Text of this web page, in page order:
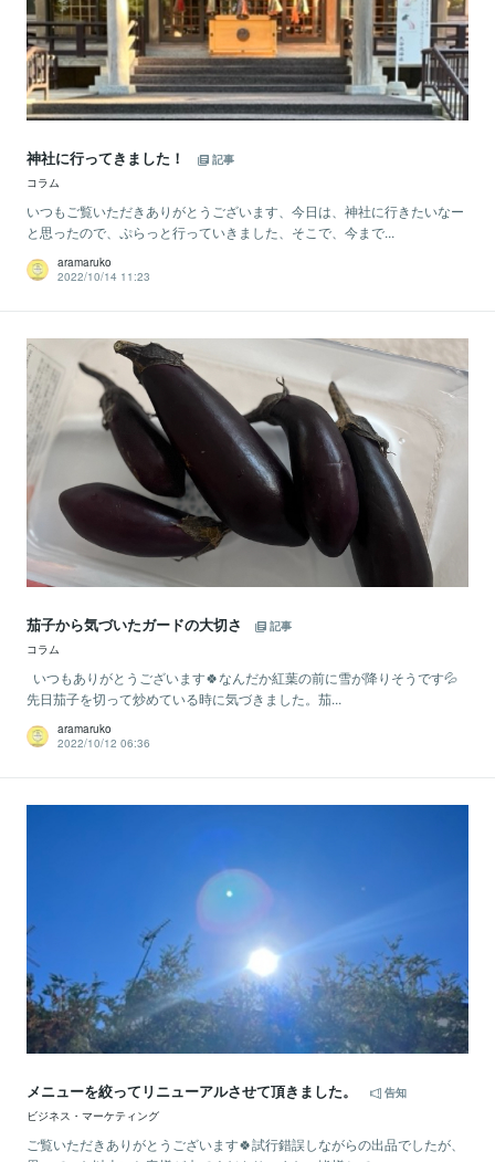
神社に行ってきました！
記事
コラム
いつもご覧いただきありがとうございます、今日は、神社に行きたいなー
と思ったので、ぷらっと行っていきました、そこで、今まで...
aramaruko
2022/10/14 11:23
茄子から気づいたガードの大切さ
記事
コラム
​いつもありがとうございます🍀なんだか紅葉の前に雪が降りそうです💦
先日茄子を切って炒めている時に気づきました。茄...
aramaruko
2022/10/12 06:36
メニューを絞ってリニューアルさせて頂きました。
告知
ビジネス・マーケティング
ご覧いただきありがとうございます🍀試行錯誤しながらの出品でしたが、